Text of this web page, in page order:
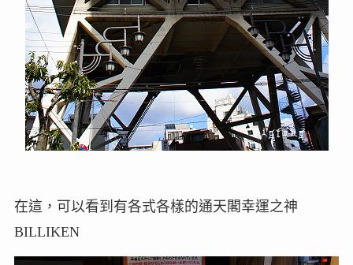
在這，可以看到有各式各樣的通天閣幸運之神
BILLIKEN